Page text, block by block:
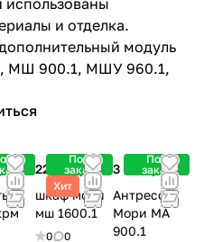
и отделка.
модуль
МШ 900.1, МШУ 960.1,
Под
заказ
Хит
22 100 руб.
шкаф мори
мш 1600.1
0
0
Под
заказ
3 900 руб.
Антресоль
Мори МА
900.1